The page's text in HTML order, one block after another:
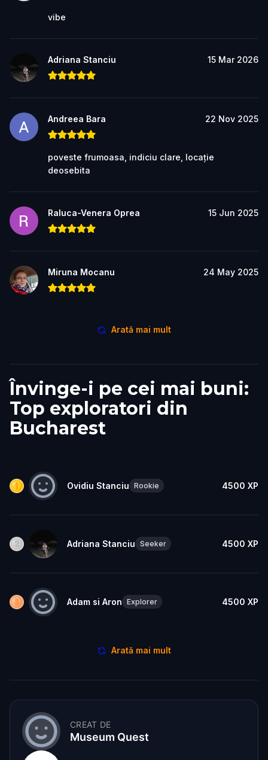
vibe
Adriana Stanciu 15 Mar 2026
Andreea Bara 22 Nov 2025
poveste frumoasa, indiciu clare, locație
deosebita
Raluca-Venera Oprea 15 Jun 2025
Miruna Mocanu 24 May 2025
Arată mai mult
Învinge-i pe cei mai buni:
Top exploratori din
Bucharest
Ovidiu Stanciu Rookie 4500 XP
Adriana Stanciu Seeker 4500 XP
Adam si Aron Explorer 4500 XP
Arată mai mult
CREAT DE
Museum Quest